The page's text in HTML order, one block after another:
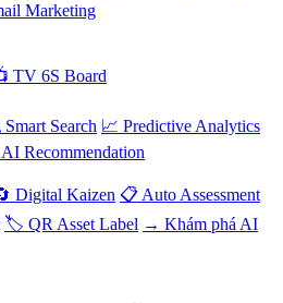
Marketing
TV 6S Board
Smart Search 📈 Predictive Analytics
Recommendation
Digital Kaizen 📋 Auto Assessment
🏷️ QR Asset Label → Khám phá AI